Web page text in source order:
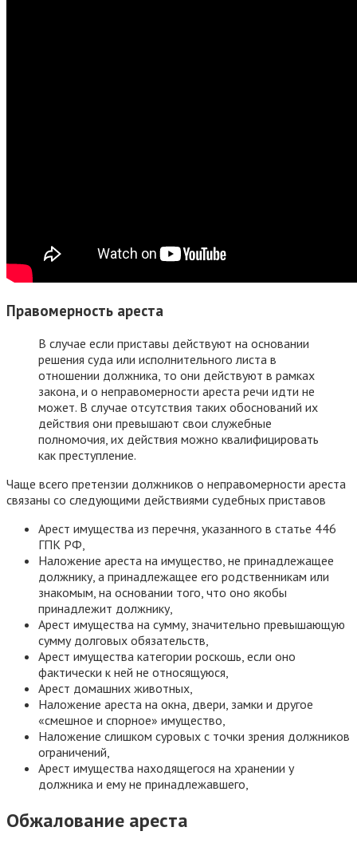
Правомерность ареста
В случае если приставы действуют на основании
решения суда или исполнительного листа в
отношении должника, то они действуют в рамках
закона, и о неправомерности ареста речи идти не
может. В случае отсутствия таких обоснований их
действия они превышают свои служебные
полномочия, их действия можно квалифицировать
как преступление.
Чаще всего претензии должников о неправомерности ареста
связаны со следующими действиями судебных приставов
Арест имущества из перечня, указанного в статье 446
ГПК РФ,
Наложение ареста на имущество, не принадлежащее
должнику, а принадлежащее его родственникам или
знакомым, на основании того, что оно якобы
принадлежит должнику,
Арест имущества на сумму, значительно превышающую
сумму долговых обязательств,
Арест имущества категории роскошь, если оно
фактически к ней не относящуюся,
Арест домашних животных,
Наложение ареста на окна, двери, замки и другое
«смешное и спорное» имущество,
Наложение слишком суровых с точки зрения должников
ограничений,
Арест имущества находящегося на хранении у
должника и ему не принадлежавшего,
Обжалование ареста